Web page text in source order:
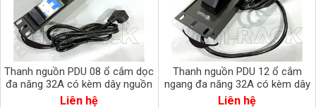
Thanh nguồn PDU 08 ổ cắm dọc
đa năng 32A có kèm dây nguồn
AR-P19M08C32CB2
Liên hệ
Thanh nguồn PDU 12 ổ cắm
ngang đa năng 32A có kèm dây
nguồn AR-P19M12C32CB2-2
Liên hệ